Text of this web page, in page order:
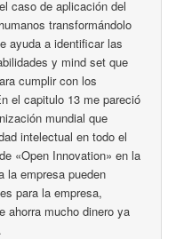
caso de aplicación del
transformándolo
ayuda a identificar las
y mind set que
cumplir con los
el capitulo 13 me pareció
mundial que
intelectual en todo el
«Open Innovation» en la
la empresa pueden
para la empresa,
ahorra mucho dinero ya